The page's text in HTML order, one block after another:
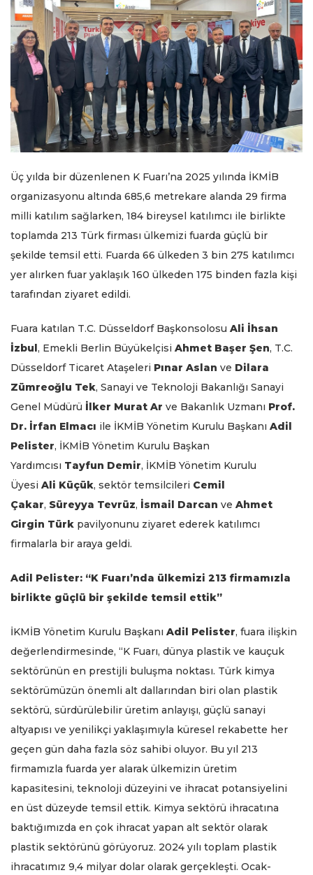
Üç yılda bir düzenlenen K Fuarı’na 2025 yılında İKMİB
organizasyonu altında 685,6 metrekare alanda 29 firma
milli katılım sağlarken, 184 bireysel katılımcı ile birlikte
toplamda 213 Türk firması ülkemizi fuarda güçlü bir
şekilde temsil etti. Fuarda 66 ülkeden 3 bin 275 katılımcı
yer alırken fuar yaklaşık 160 ülkeden 175 binden fazla kişi
tarafından ziyaret edildi.
Fuara katılan T.C. Düsseldorf Başkonsolosu Ali İhsan
İzbul, Emekli Berlin Büyükelçisi Ahmet Başer Şen, T.C.
Düsseldorf Ticaret Ataşeleri Pınar Aslan ve Dilara
Zümreoğlu Tek, Sanayi ve Teknoloji Bakanlığı Sanayi
Genel Müdürü İlker Murat Ar ve Bakanlık Uzmanı Prof.
Dr. İrfan Elmacı ile İKMİB Yönetim Kurulu Başkanı Adil
Pelister, İKMİB Yönetim Kurulu Başkan
Yardımcısı Tayfun Demir, İKMİB Yönetim Kurulu
Üyesi Ali Küçük, sektör temsilcileri Cemil
Çakar, Süreyya Tevrüz, İsmail Darcan ve Ahmet
Girgin Türk pavilyonunu ziyaret ederek katılımcı
firmalarla bir araya geldi.
Adil Pelister: “K Fuarı’nda ülkemizi 213 firmamızla
birlikte güçlü bir şekilde temsil ettik”
İKMİB Yönetim Kurulu Başkanı Adil Pelister, fuara ilişkin
değerlendirmesinde, “K Fuarı, dünya plastik ve kauçuk
sektörünün en prestijli buluşma noktası. Türk kimya
sektörümüzün önemli alt dallarından biri olan plastik
sektörü, sürdürülebilir üretim anlayışı, güçlü sanayi
altyapısı ve yenilikçi yaklaşımıyla küresel rekabette her
geçen gün daha fazla söz sahibi oluyor. Bu yıl 213
firmamızla fuarda yer alarak ülkemizin üretim
kapasitesini, teknoloji düzeyini ve ihracat potansiyelini
en üst düzeyde temsil ettik. Kimya sektörü ihracatına
baktığımızda en çok ihracat yapan alt sektör olarak
plastik sektörünü görüyoruz. 2024 yılı toplam plastik
ihracatımız 9,4 milyar dolar olarak gerçekleşti. Ocak-